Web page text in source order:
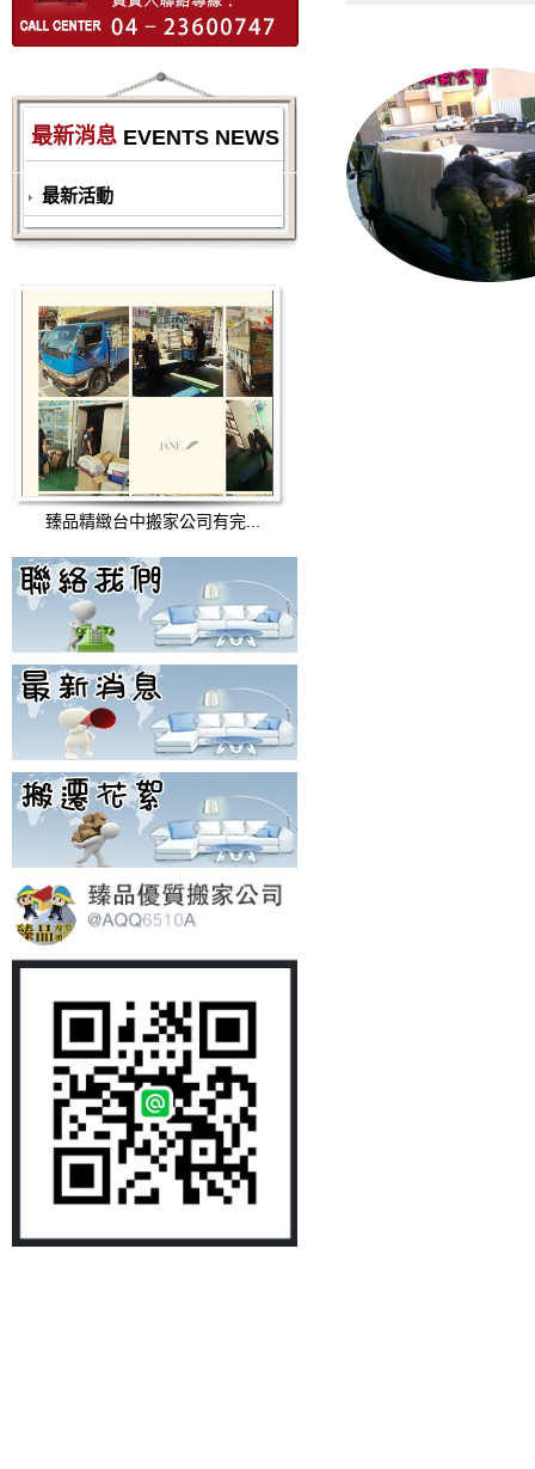
最新消息 EVENTS NEWS
最新活動
臻品精緻台中搬家公司有完...